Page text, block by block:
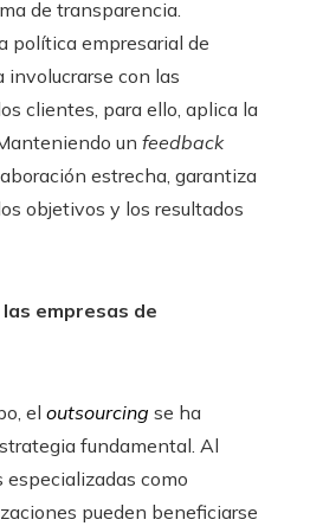
de transparencia.
política empresarial de
involucrarse con las
clientes, para ello, aplica la
un feedback
estrecha, garantiza
objetivos y los resultados
empresas de
el outsourcing se ha
fundamental. Al
como
pueden beneficiarse